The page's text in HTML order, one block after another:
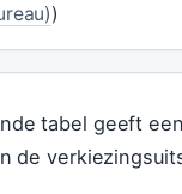
)
tabel geeft
de